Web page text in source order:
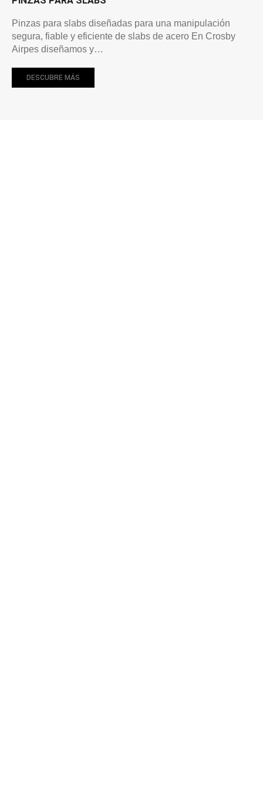
Pinzas para slabs diseñadas para una manipulación
segura, fiable y eficiente de slabs de acero En Crosby
Airpes diseñamos y…
DESCUBRE MÁS